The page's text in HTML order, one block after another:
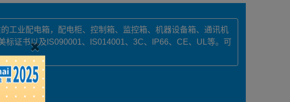
工业配电箱，配电柜、控制箱、监控箱、机器设备箱、通讯机
证书以及IS090001、IS014001、3C、IP66、CE、UL等。可